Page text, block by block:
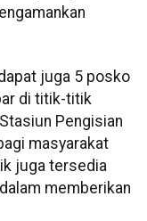
juga 5 posko
di titik-titik
Pengisian
masyarakat
juga tersedia
memberikan